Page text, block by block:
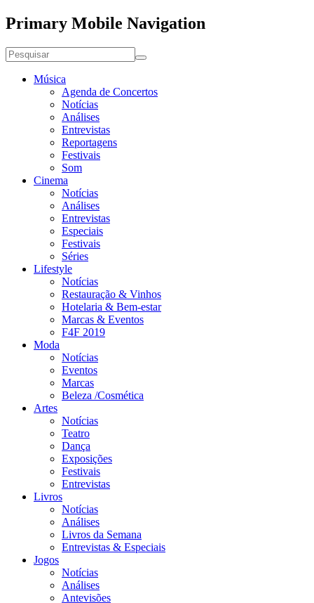
Primary Mobile Navigation
Música
Agenda de Concertos
Notícias
Análises
Entrevistas
Reportagens
Festivais
Som
Cinema
Notícias
Análises
Entrevistas
Especiais
Festivais
Séries
Lifestyle
Notícias
Restauração & Vinhos
Hotelaria & Bem-estar
Marcas & Eventos
F4F 2019
Moda
Notícias
Eventos
Marcas
Beleza /Cosmética
Artes
Notícias
Teatro
Dança
Exposições
Festivais
Entrevistas
Livros
Notícias
Análises
Livros da Semana
Entrevistas & Especiais
Jogos
Notícias
Análises
Antevisões